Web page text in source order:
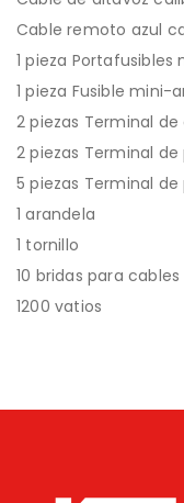
Cable remoto azul
1 pieza
1 pieza Fusible mini-
2 piezas Terminal
2 piezas Terminal
5 piezas Terminal de
1 arandela
1 tornillo
10 bridas para cables
1200 vatios